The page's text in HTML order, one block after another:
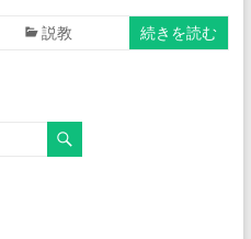
説教 続きを読む